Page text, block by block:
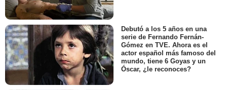
Debutó a los 5 años en una
serie de Fernando Fernán-
Gómez en TVE. Ahora es el
actor español más famoso del
mundo, tiene 6 Goyas y un
Óscar, ¿le reconoces?